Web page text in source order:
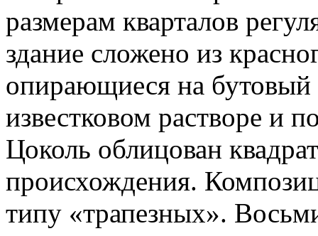
размерам кварталов
здание сложено из
опирающиеся на
известковом растворе и
Цоколь облицован
происхождения.
типу «трапезных».